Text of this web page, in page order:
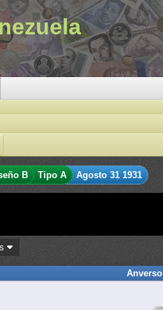
B Tipo A Agosto 31 1931
Anverso